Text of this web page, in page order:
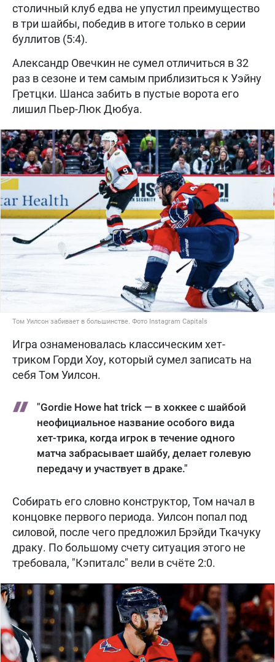
столичный клуб едва не упустил преимущество
в три шайбы, победив в итоге только в серии
буллитов (5:4).
Александр Овечкин не сумел отличиться в 32
раз в сезоне и тем самым приблизиться к Уэйну
Гретцки. Шанса забить в пустые ворота его
лишил Пьер-Люк Дюбуа.
Том Уилсон забивает в большинстве. Фото Instagram Capitals
Игра ознаменовалась классическим хет-
триком Горди Хоу, который сумел записать на
себя Том Уилсон.
"Gordie Howe hat trick — в хоккее с шайбой
неофициальное название особого вида
хет-трика, когда игрок в течение одного
матча забрасывает шайбу, делает голевую
передачу и участвует в драке."
Собирать его словно конструктор, Том начал в
концовке первого периода. Уилсон попал под
силовой, после чего предложил Брэйди Ткачуку
драку. По большому счету ситуация этого не
требовала, "Кэпиталс" вели в счёте 2:0.